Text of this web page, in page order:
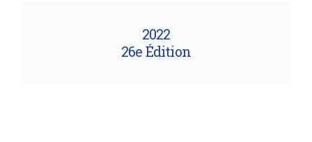
2022
26e Édition